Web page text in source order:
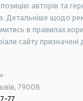
авторів та
Детальніше щодо
в правилах
сайту призначені
79008
77